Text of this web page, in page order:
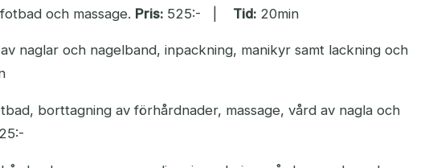
och massage. Pris: 525:- | Tid: 20min
naglar och nagelband, inpackning, manikyr samt lackning och
borttagning av förhårdnader, massage, vård av nagla och